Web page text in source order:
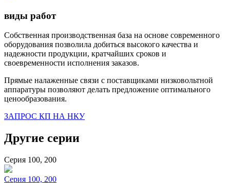
виды работ
Собственная производственная база на основе современного
оборудования позволила добиться высокого качества и
надежности продукции, кратчайших сроков и
своевременности исполнения заказов.
Прямые налаженные связи с поставщиками низковольтной
аппаратуры позволяют делать предложение оптимального
ценообразования.
ЗАПРОС КП НА НКУ
Другие серии
Серия 100, 200
Серия 100, 200